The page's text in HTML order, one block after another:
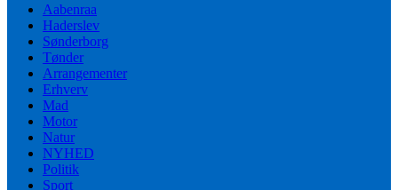
Aabenraa
Haderslev
Sønderborg
Tønder
Arrangementer
Erhverv
Mad
Motor
Natur
NYHED
Politik
Sport